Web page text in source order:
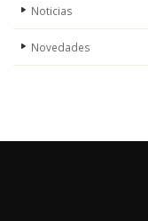
Noticias
Novedades